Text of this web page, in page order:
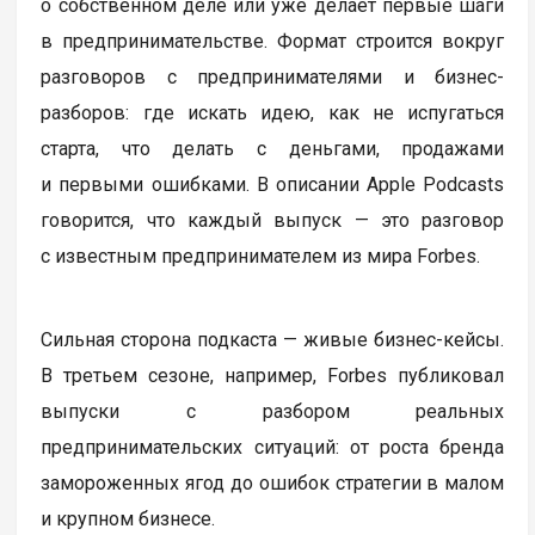
о собственном деле или уже делает первые шаги
в предпринимательстве. Формат строится вокруг
разговоров с предпринимателями и бизнес-
разборов: где искать идею, как не испугаться
старта, что делать с деньгами, продажами
и первыми ошибками. В описании Apple Podcasts
говорится, что каждый выпуск — это разговор
с известным предпринимателем из мира Forbes.
Сильная сторона подкаста — живые бизнес-кейсы.
В третьем сезоне, например, Forbes публиковал
выпуски с разбором реальных
предпринимательских ситуаций: от роста бренда
замороженных ягод до ошибок стратегии в малом
и крупном бизнесе.